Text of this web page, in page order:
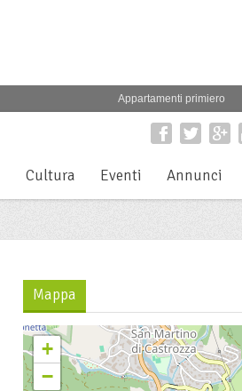
Appartamenti primiero
Cultura Eventi Annunci
Mappa
+
−